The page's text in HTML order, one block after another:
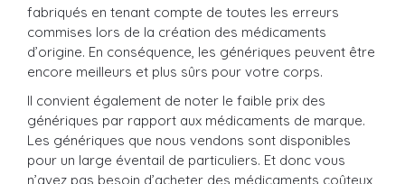
fabriqués en tenant compte de toutes les erreurs
commises lors de la création des médicaments
d’origine. En conséquence, les génériques peuvent être
encore meilleurs et plus sûrs pour votre corps.
Il convient également de noter le faible prix des
génériques par rapport aux médicaments de marque.
Les génériques que nous vendons sont disponibles
pour un large éventail de particuliers. Et donc vous
n’avez pas besoin d’acheter des médicaments coûteux